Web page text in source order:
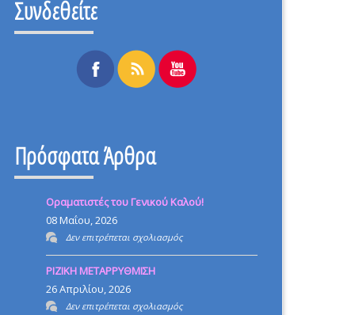
Συνδεθείτε
Πρόσφατα Άρθρα
Οραματιστές του Γενικού Καλού!
08 Μαΐου, 2026
Δεν επιτρέπεται σχολιασμόςστο
Οραματιστές
ΡΙΖΙΚΗ ΜΕΤΑΡΡΥΘΜΙΣΗ
26 Απριλίου, 2026
Δεν επιτρέπεται σχολιασμόςστο